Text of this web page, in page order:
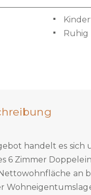
Ruhig
handelt es sich
6 Zimmer
an